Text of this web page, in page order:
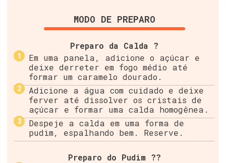
MODO DE PREPARO
Preparo da Calda ?
Em uma panela, adicione o açúcar e
deixe derreter em fogo médio até
formar um caramelo dourado.
Adicione a água com cuidado e deixe
ferver até dissolver os cristais de
açúcar e formar uma calda homogênea.
Despeje a calda em uma forma de
pudim, espalhando bem. Reserve.
Preparo do Pudim ??